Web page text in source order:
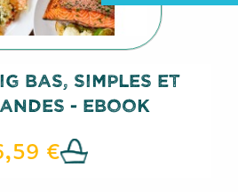
Bas, Simples Et
- Ebook
€